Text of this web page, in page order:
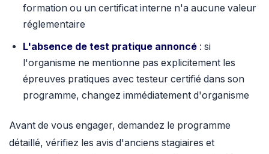
formation ou un certificat interne n'a aucune valeur
réglementaire
L'absence de test pratique annoncé: si
l'organisme ne mentionne pas explicitement les
épreuves pratiques avec testeur certifié dans son
programme, changez immédiatement d'organisme
Avant de vous engager, demandez le programme
détaillé, vérifiez les avis d'anciens stagiaires et